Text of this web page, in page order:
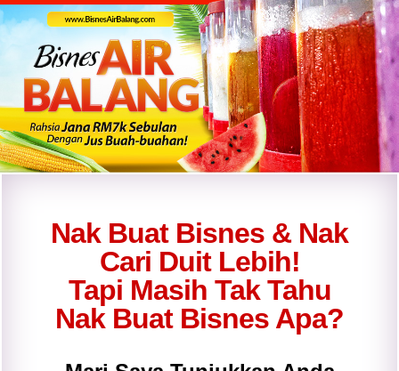
Nak Buat Bisnes & Nak
Cari Duit Lebih!
Tapi Masih Tak Tahu
Nak Buat Bisnes Apa?